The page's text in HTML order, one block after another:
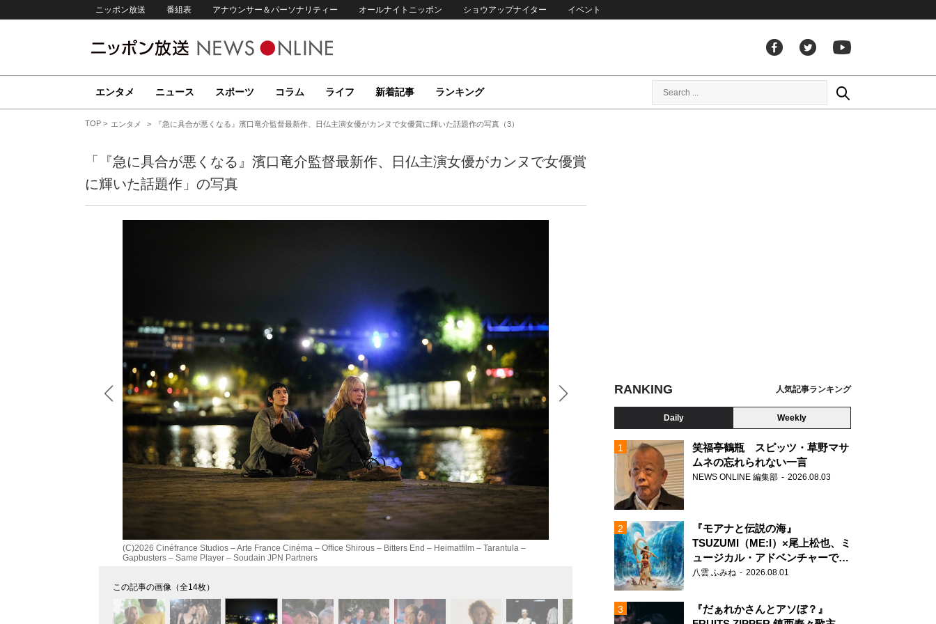
ニッポン放送 番組表 アナウンサー＆パーソナリティー オールナイトニッポン ショウアップナイター イベント
エンタメ ニュース スポーツ コラム ライフ 新着記事 ランキング
TOP エンタメ 『急に具合が悪くなる』濱口竜介監督最新作、日仏主演女優がカンヌで女優賞に輝いた話題作の写真（3）
「『急に具合が悪くなる』濱口竜介監督最新作、日仏主演女優がカンヌで女優賞
に輝いた話題作」の写真
(C)2026 Cinéfrance Studios – Arte France Cinéma – Office Shirous – Bitters End – Heimatfilm – Tarantula –
Gapbusters – Same Player – Soudain JPN Partners
(C)2026 Cinéfrance Studios – Arte France Cinéma – Office Shirous – Bitters End –
Gapbusters – Same Player – Soudain JPN Partners
この記事の画像（全14枚）
RANKING 人気記事ランキング
Daily Weekly
笑福亭鶴瓶 スピッツ・草野マサ
ムネの忘れられない一言
NEWS ONLINE 編集部 2026.08.03
『モアナと伝説の海』
TSUZUMI（ME:I）×尾上松也、ミ
ュージカル・アドベンチャーで美
声を響かせる
八雲 ふみね 2026.08.01
『だぁれかさんとアソぼ？』